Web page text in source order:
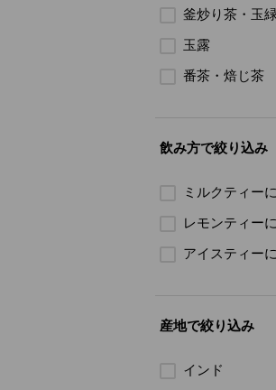
釜炒り茶・玉
玉露
番茶・焙じ茶
飲み方で絞り込み
ミルクティー
レモンティー
アイスティー
産地で絞り込み
インド